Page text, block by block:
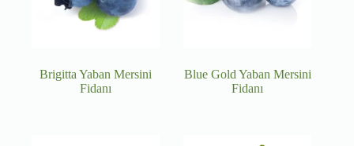
Brigitta Yaban Mersini
Fidanı
Blue Gold Yaban Mersini
Fidanı